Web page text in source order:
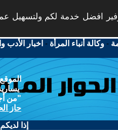
افضل خدمة لكم ولتسهيل
-وكالة أنباء المرأة - اخبار الأدب
"من
حاز
إذا